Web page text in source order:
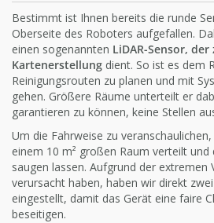
Bestimmt ist Ihnen bereits die runde
Oberseite des Roboters aufgefallen.
einen sogenannten LiDAR-Sensor,
Kartenerstellung dient. So ist es dem
Reinigungsrouten zu planen und mit
gehen. Größere Räume unterteilt er
garantieren zu können, keine Stellen
Um die Fahrweise zu
einem 10 m² großen Raum verteilt und
saugen lassen. Aufgrund der extremen
verursacht haben, haben wir direkt
eingestellt, damit das Gerät eine faire
beseitigen.